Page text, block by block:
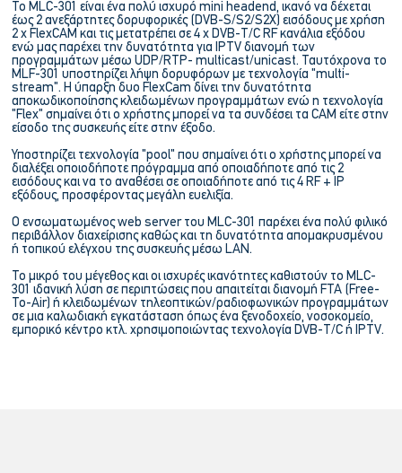
Το MLC-301 είναι ένα πολύ ισχυρό mini headend, ικανό να δέχεται
έως 2 ανεξάρτητες δορυφορικές (DVB-S/S2/S2X) εισόδους με χρήση
2 x FlexCAM και τις μετατρέπει σε 4 x DVB-T/C RF κανάλια εξόδου
ενώ μας παρέχει την δυνατότητα για IPTV διανομή των
προγραμμάτων μέσω UDP/RTP- multicast/unicast. Ταυτόχρονα το
MLF-301 υποστηρίζει λήψη δορυφόρων με τεχνολογία "multi-
stream". Η ύπαρξη δυο FlexCam δίνει την δυνατότητα
αποκωδικοποίησης κλειδωμένων προγραμμάτων ενώ η τεχνολογία
"Flex" σημαίνει ότι ο χρήστης μπορεί να τα συνδέσει τα CAM είτε στην
είσοδο της συσκευής είτε στην έξοδο.
Υποστηρίζει τεχνολογία "pool" που σημαίνει ότι ο χρήστης μπορεί να
διαλέξει οποιοδήποτε πρόγραμμα από οποιαδήποτε από τις 2
εισόδους και να το αναθέσει σε οποιαδήποτε από τις 4 RF + IP
εξόδους, προσφέροντας μεγάλη ευελιξία.
Ο ενσωματωμένος web server του MLC-301 παρέχει ένα πολύ φιλικό
περιβάλλον διαχείρισης καθώς και τη δυνατότητα απομακρυσμένου
ή τοπικού ελέγχου της συσκευής μέσω LAN.
Το μικρό του μέγεθος και οι ισχυρές ικανότητες καθιστούν το MLC-
301 ιδανική λύση σε περιπτώσεις που απαιτείται διανομή FTA (Free-
To-Air) ή κλειδωμένων τηλεοπτικών/ραδιοφωνικών προγραμμάτων
σε μια καλωδιακή εγκατάσταση όπως ένα ξενοδοχείο, νοσοκομείο,
εμπορικό κέντρο κτλ. χρησιμοποιώντας τεχνολογία DVB-T/C ή IPTV.